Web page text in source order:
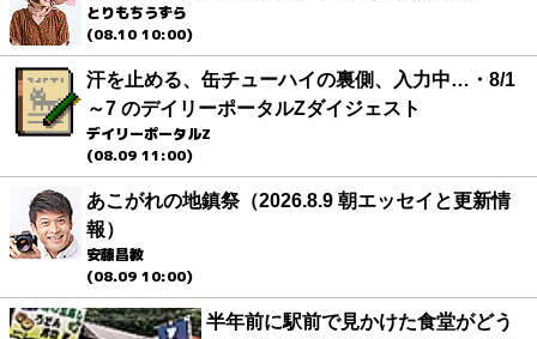
とりもちうずら
(08.10 10:00)
汗を止める、缶チューハイの裏側、入力中…・8/1
～7 のデイリーポータルZダイジェスト
デイリーポータルZ
(08.09 11:00)
あこがれの地鎮祭（2026.8.9 朝エッセイと更新情
報）
安藤昌教
(08.09 10:00)
半年前に駅前で見かけた食堂がどう